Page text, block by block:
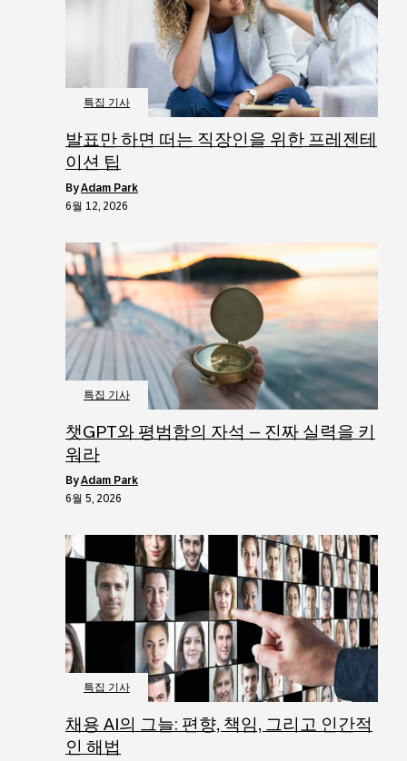
특집 기사
발표만 하면 떠는 직장인을 위한 프레젠테
이션 팁
byAdam Park
6월 12, 2026
특집 기사
챗GPT와 평범함의 자석 – 진짜 실력을 키
워라
byAdam Park
6월 5, 2026
특집 기사
채용 AI의 그늘: 편향, 책임, 그리고 인간적
인 해법